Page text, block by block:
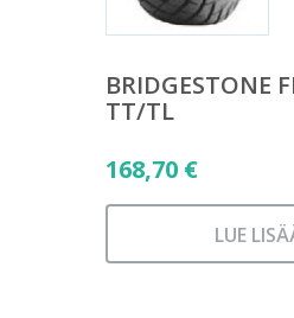
BRIDGESTONE
TT/TL
168,70 €
LUE